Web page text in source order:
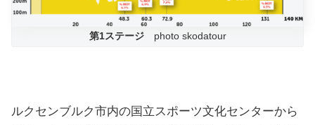
第1ステージphoto skodatour
ルクセンブルク市内の国立スポーツ文化センターから